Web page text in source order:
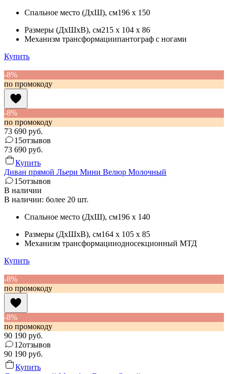
Спальное место (ДхШ), см196 x 150
Размеры (ДхШхВ), см215 x 104 x 86
Механизм трансформациипантограф с ногами
Купить
-8%
по промокоду
-8%
по промокоду
73 690 руб.
15отзывов
73 690 руб.
Купить
Диван прямой Льери Мини Велюр Молочный
15отзывов
В наличии
В наличии: более 20 шт.
Спальное место (ДхШ), см196 x 140
Размеры (ДхШхВ), см164 x 105 x 85
Механизм трансформацииодносекционный МТД
Купить
-8%
по промокоду
-8%
по промокоду
90 190 руб.
12отзывов
90 190 руб.
Купить